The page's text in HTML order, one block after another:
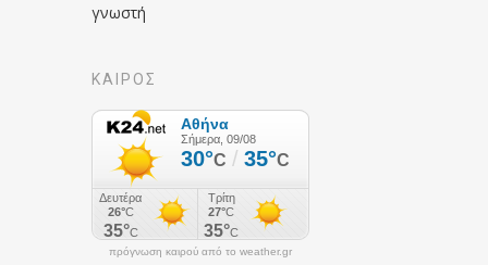
γνωστή
ΚΑΙΡΟΣ
πρόγνωση καιρού από το weather.gr